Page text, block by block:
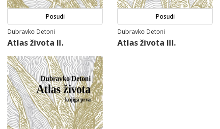
Posudi
Dubravko Detoni
Atlas života II.
Posudi
Dubravko Detoni
Atlas života III.